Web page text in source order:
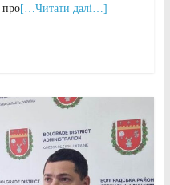
про[…Читати далі…]